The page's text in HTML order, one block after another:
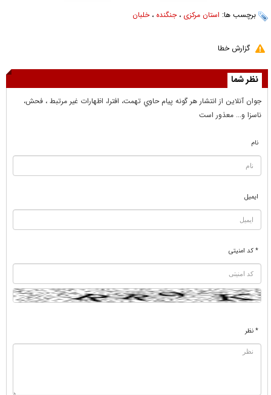
برچسب ها: استان مرکزی ،جنگنده ،خلبان
گزارش خطا
نظر شما
جوان آنلاين از انتشار هر گونه پيام حاوي تهمت، افترا، اظهارات غير مرتبط ، فحش،
ناسزا و... معذور است
نام
ایمیل
* کد امنیتی
* نظر